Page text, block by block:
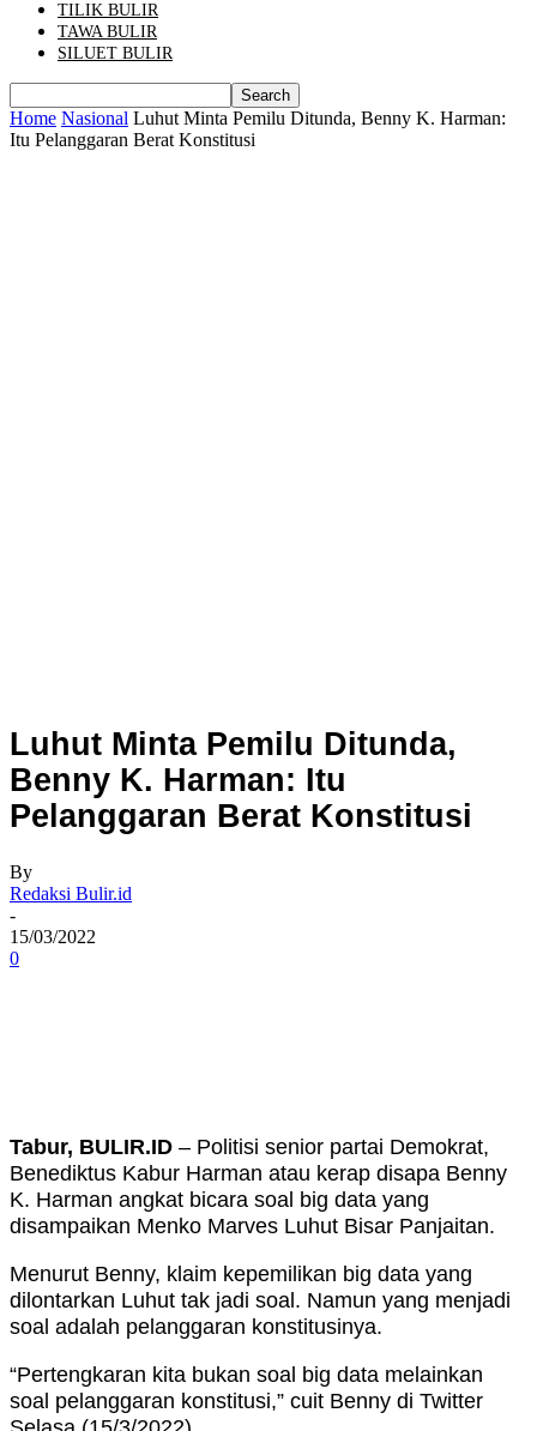
TILIK BULIR
TAWA BULIR
SILUET BULIR
Home Nasional Luhut Minta Pemilu Ditunda, Benny K. Harman:
Itu Pelanggaran Berat Konstitusi
Luhut Minta Pemilu Ditunda,
Benny K. Harman: Itu
Pelanggaran Berat Konstitusi
By
Redaksi Bulir.id
-
15/03/2022
0
Tabur, BULIR.ID – Politisi senior partai Demokrat,
Benediktus Kabur Harman atau kerap disapa Benny
K. Harman angkat bicara soal big data yang
disampaikan Menko Marves Luhut Bisar Panjaitan.
Menurut Benny, klaim kepemilikan big data yang
dilontarkan Luhut tak jadi soal. Namun yang menjadi
soal adalah pelanggaran konstitusinya.
“Pertengkaran kita bukan soal big data melainkan
soal pelanggaran konstitusi,” cuit Benny di Twitter